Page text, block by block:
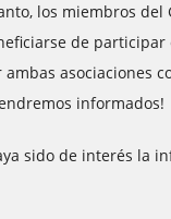
los miembros del
de participar
asociaciones
informados!
sido de interés la